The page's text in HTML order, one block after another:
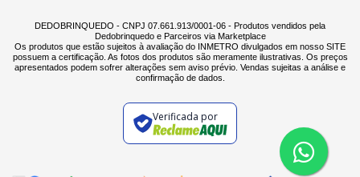
DEDOBRINQUEDO - CNPJ 07.661.913/0001-06 - Produtos vendidos pela
Dedobrinquedo e Parceiros via Marketplace
Os produtos que estão sujeitos à avaliação do INMETRO divulgados em nosso SITE
possuem a certificação. As fotos dos produtos são meramente ilustrativas. Os preços
apresentados podem sofrer alterações sem aviso prévio. Vendas sujeitas a análise e
confirmação de dados.
Verificada por